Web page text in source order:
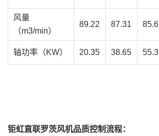
风量
（m3/min）
89.22 87.31
轴功率（KW） 20.35 38.65
钜虹直联罗茨风机品质控制流程：